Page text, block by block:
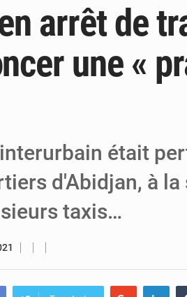
Niger : Bilan à mi-
6 août 2026 Chasse aux gabegies à
5 août 2026 Tibiri : le dialogue,
arrêt de
une «
était
d'Abidjan, à
taxis…